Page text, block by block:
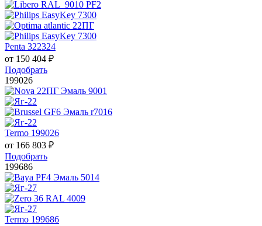
Penta 322324
от 150 404 ₽
Подобрать
199026
Termo 199026
от 166 803 ₽
Подобрать
199686
Termo 199686